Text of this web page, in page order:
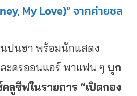
My Love)” จากค่ายชล
ปนฮา พร้อมนักแสดง
ครออนแอร์ พาแฟน ๆ บุก
ลูซีฟในรายการ “เปิดกอง